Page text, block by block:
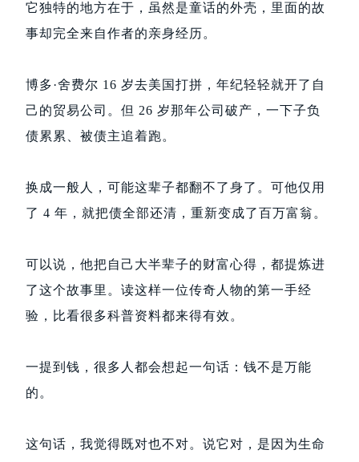
它独特的地方在于，虽然是童话的外壳，里面的故
事却完全来自作者的亲身经历。
博多·舍费尔 16 岁去美国打拼，年纪轻轻就开了自
己的贸易公司。但 26 岁那年公司破产，一下子负
债累累、被债主追着跑。
换成一般人，可能这辈子都翻不了身了。可他仅用
了 4 年，就把债全部还清，重新变成了百万富翁。
可以说，他把自己大半辈子的财富心得，都提炼进
了这个故事里。读这样一位传奇人物的第一手经
验，比看很多科普资料都来得有效。
一提到钱，很多人都会想起一句话：钱不是万能
的。
这句话，我觉得既对也不对。说它对，是因为生命